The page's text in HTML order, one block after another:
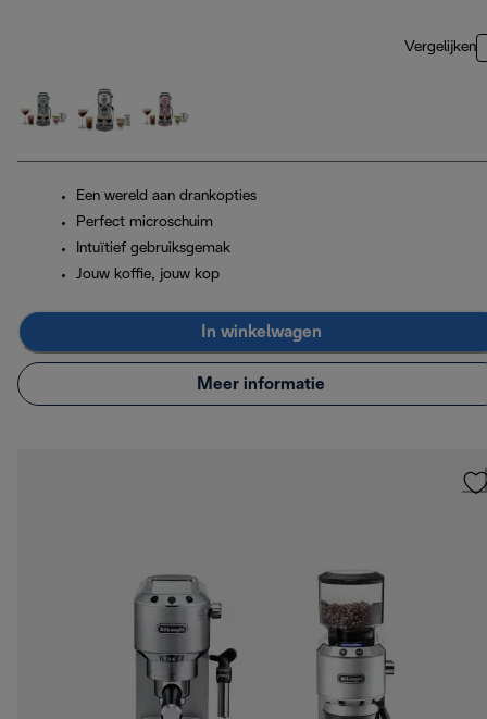
Vergelijken
Een wereld aan drankopties
Perfect microschuim
Intuïtief gebruiksgemak
Jouw koffie, jouw kop
In winkelwagen
Meer informatie